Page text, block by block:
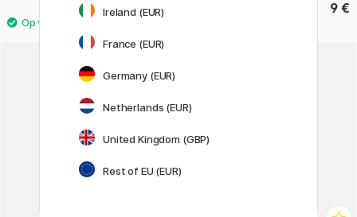
13.50 € 9 €
Ireland (EUR)
France (EUR)
Germany (EUR)
Netherlands (EUR)
United Kingdom (GBP)
Rest of EU (EUR)